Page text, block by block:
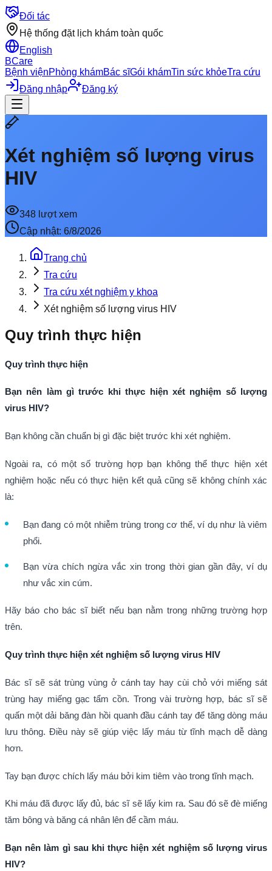
Đối tác
Hệ thống đặt lịch khám toàn quốc
English
BCare
Bệnh việnPhòng khámBác sĩGói khámTin sức khỏeTra cứu
Đăng nhập
Đăng ký
Xét nghiệm số lượng virus
HIV
348 lượt xem
Cập nhật: 6/8/2026
Trang chủ
Tra cứu
Tra cứu xét nghiệm y khoa
Xét nghiệm số lượng virus HIV
Quy trình thực hiện
Quy trình thực hiện
Bạn nên làm gì trước khi thực hiện xét nghiệm số lượng
virus HIV?
Bạn không cần chuẩn bị gì đặc biệt trước khi xét nghiệm.
Ngoài ra, có một số trường hợp bạn không thể thực hiện xét
nghiệm hoặc nếu có thực hiện kết quả cũng sẽ không chính xác
là:
Bạn đang có một nhiễm trùng trong cơ thể, ví dụ như là viêm
phổi.
Bạn vừa chích ngừa vắc xin trong thời gian gần đây, ví dụ
như vắc xin cúm.
Hãy báo cho bác sĩ biết nếu bạn nằm trong những trường hợp
trên.
Quy trình thực hiện xét nghiệm số lượng virus HIV
Bác sĩ sẽ sát trùng vùng ở cánh tay hay cùi chỏ với miếng sát
trùng hay miếng gạc tẩm cồn. Trong vài trường hợp, bác sĩ sẽ
quấn một dải băng đàn hồi quanh đầu cánh tay để tăng dòng máu
lưu thông. Điều này sẽ giúp việc lấy máu từ tĩnh mạch dễ dàng
hơn.
Tay bạn được chích lấy máu bởi kim tiêm vào trong tĩnh mạch.
Khi máu đã được lấy đủ, bác sĩ sẽ lấy kim ra. Sau đó sẽ đè miếng
tăm bông và băng cá nhân lên để cầm máu.
Bạn nên làm gì sau khi thực hiện xét nghiệm số lượng virus
HIV?